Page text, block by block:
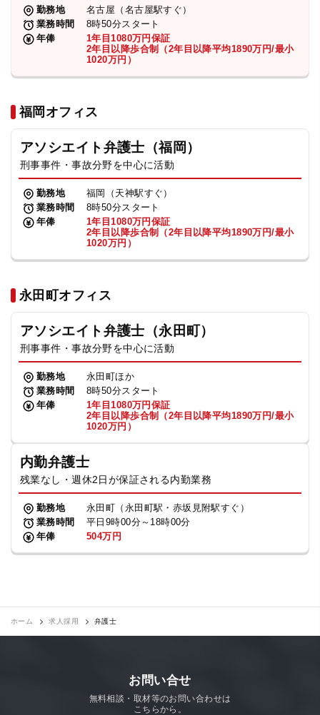
勤務地
名古屋（名古屋駅すぐ）
業務時間
8時50分スタート
年俸
1年目1080万円保証
2年目以降歩合制（2年目以降平均1890万円/最小
1020万円）
福岡オフィス
アソシエイト弁護士（福岡）
刑事事件・事故分野を中心に活動
勤務地
福岡（天神駅すぐ）
業務時間
8時50分スタート
年俸
1年目1080万円保証
2年目以降歩合制（2年目以降平均1890万円/最小
1020万円）
永田町オフィス
アソシエイト弁護士（永田町）
刑事事件・事故分野を中心に活動
勤務地
永田町ほか
業務時間
8時50分スタート
年俸
1年目1080万円保証
2年目以降歩合制（2年目以降平均1890万円/最小
1020万円）
内勤弁護士
残業なし・週休2日が保証される内勤業務
勤務地
永田町（永田町駅・赤坂見附駅すぐ）
業務時間
平日9時00分～18時00分
年俸
504万円
ホーム 求人採用 弁護士
お問い合せ
無料相談・取材等のお問い合わせは
こちらから。